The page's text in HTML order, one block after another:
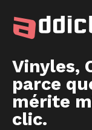
Vinyles,
parce
mérite
clic.